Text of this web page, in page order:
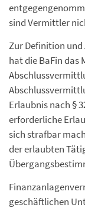
sind Vermittler
Zur Definition
hat die BaFin das
Erlaubnis nach §
erforderliche
sich strafbar
der erlaubten
geschäftlichen